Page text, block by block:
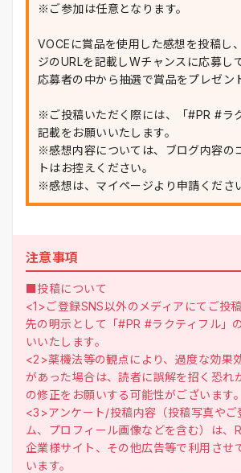
※ご参加は任意となります。
VOCEに賞品を使用した感想を投稿し
ジのURLを記載しWチャンスに応募し
応募者の中から抽選で賞品をプレゼン
※ご投稿いただく際には、「#PR #ラ
記載をお願いいたします。
※感想内容については、ブログ内容の
トはお控えください。
※感想は、マイページより申請くださ
注意事項
■投稿について
<1>ご登録SNS以外のメディアにてご投
先の明示として「#PR #ラクティフル」
いいたします。
<2>薬機法等の観点により、過度な効果
があった場合は、読者に誤解を招く恐れ
の修正をお願いする可能性がございます。
<3>アンケート/投稿内容（投稿写真やご
ム、プロフィール画像などを含む）は、
企業様サイト、その他広告等で利用させ
います。